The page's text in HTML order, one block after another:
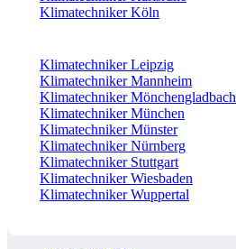
Klimatechniker Köln
Klimatechniker Leipzig
Klimatechniker Mannheim
Klimatechniker Mönchengladbach
Klimatechniker München
Klimatechniker Münster
Klimatechniker Nürnberg
Klimatechniker Stuttgart
Klimatechniker Wiesbaden
Klimatechniker Wuppertal